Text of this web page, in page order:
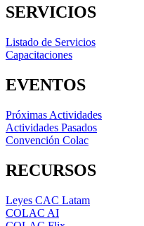
SERVICIOS
Listado de Servicios
Capacitaciones
EVENTOS
Próximas Actividades
Actividades Pasados
Convención Colac
RECURSOS
Leyes CAC Latam
COLAC AI